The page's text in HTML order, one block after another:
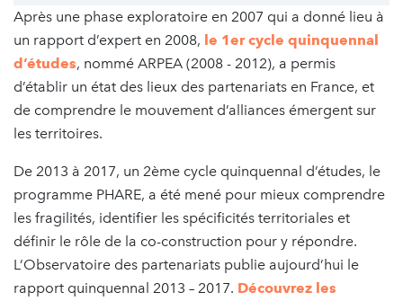
Après une phase exploratoire en 2007 qui a donné lieu à
un rapport d’expert en 2008, le 1er cycle quinquennal
d’études, nommé ARPEA (2008 - 2012), a permis
d’établir un état des lieux des partenariats en France, et
de comprendre le mouvement d’alliances émergent sur
les territoires.
De 2013 à 2017, un 2ème cycle quinquennal d’études, le
programme PHARE, a été mené pour mieux comprendre
les fragilités, identifier les spécificités territoriales et
définir le rôle de la co-construction pour y répondre.
L’Observatoire des partenariats publie aujourd’hui le
rapport quinquennal 2013 – 2017. Découvrez les